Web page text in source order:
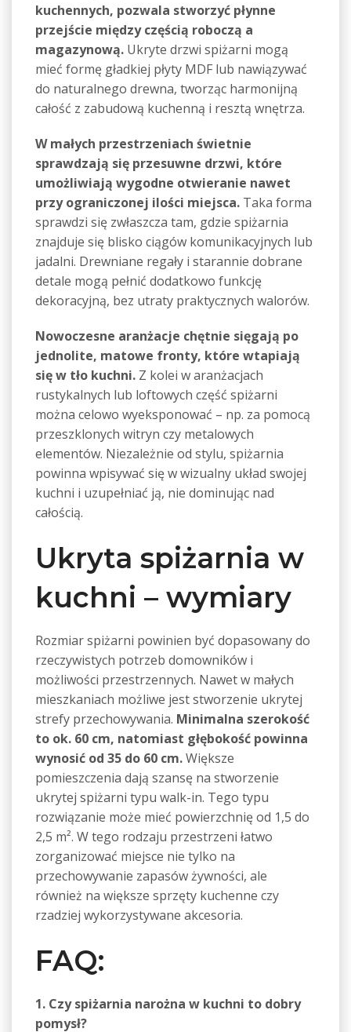
kuchennych, pozwala stworzyć płynne
przejście między częścią roboczą a
magazynową. Ukryte drzwi spiżarni mogą
mieć formę gładkiej płyty MDF lub nawiązywać
do naturalnego drewna, tworząc harmonijną
całość z zabudową kuchenną i resztą wnętrza.
W małych przestrzeniach świetnie
sprawdzają się przesuwne drzwi, które
umożliwiają wygodne otwieranie nawet
przy ograniczonej ilości miejsca. Taka forma
sprawdzi się zwłaszcza tam, gdzie spiżarnia
znajduje się blisko ciągów komunikacyjnych lub
jadalni. Drewniane regały i starannie dobrane
detale mogą pełnić dodatkowo funkcję
dekoracyjną, bez utraty praktycznych walorów.
Nowoczesne aranżacje chętnie sięgają po
jednolite, matowe fronty, które wtapiają
się w tło kuchni. Z kolei w aranżacjach
rustykalnych lub loftowych część spiżarni
można celowo wyeksponować – np. za pomocą
przeszklonych witryn czy metalowych
elementów. Niezależnie od stylu, spiżarnia
powinna wpisywać się w wizualny układ swojej
kuchni i uzupełniać ją, nie dominując nad
całością.
Ukryta spiżarnia w
kuchni – wymiary
Rozmiar spiżarni powinien być dopasowany do
rzeczywistych potrzeb domowników i
możliwości przestrzennych. Nawet w małych
mieszkaniach możliwe jest stworzenie ukrytej
strefy przechowywania. Minimalna szerokość
to ok. 60 cm, natomiast głębokość powinna
wynosić od 35 do 60 cm.Większe
pomieszczenia dają szansę na stworzenie
ukrytej spiżarni typu walk-in. Tego typu
rozwiązanie może mieć powierzchnię od 1,5 do
2,5 m². W tego rodzaju przestrzeni łatwo
zorganizować miejsce nie tylko na
przechowywanie zapasów żywności, ale
również na większe sprzęty kuchenne czy
rzadziej wykorzystywane akcesoria.
FAQ:
1. Czy spiżarnia narożna w kuchni to dobry
pomysł?